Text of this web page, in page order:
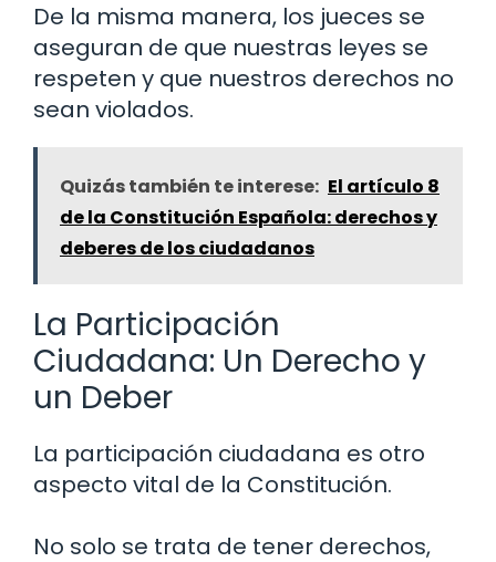
De la misma manera, los jueces se
aseguran de que nuestras leyes se
respeten y que nuestros derechos no
sean violados.
Quizás también te interese: El artículo 8
de la Constitución Española: derechos y
deberes de los ciudadanos
La Participación
Ciudadana: Un Derecho y
un Deber
La participación ciudadana es otro
aspecto vital de la Constitución.
No solo se trata de tener derechos,